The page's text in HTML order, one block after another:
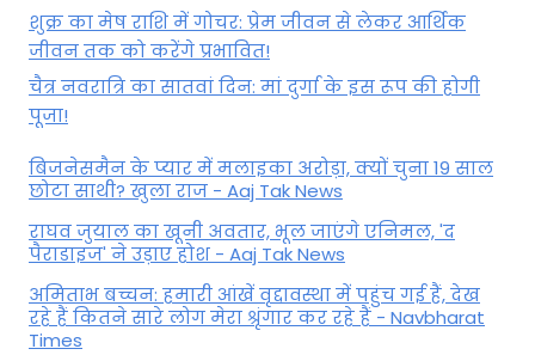
शुक्र का मेष राशि में गोचर: प्रेम जीवन से लेकर आर्थिक
जीवन तक को करेंगे प्रभावित!
चैत्र नवरात्रि का सातवां दिन: मां दुर्गा के इस रूप की होगी
पूजा!
बिजनेसमैन के प्यार में मलाइका अरोड़ा, क्यों चुना 19 साल
छोटा साथी? खुला राज - Aaj Tak News
राघव जुयाल का खूनी अवतार, भूल जाएंगे एनिमल, 'द
पैराडाइज' ने उड़ाए होश - Aaj Tak News
अमिताभ बच्चन: हमारी आंखें वृद्दावस्था में पहुंच गई हैं, देख
रहे हैं कितने सारे लोग मेरा श्रृंगार कर रहे हैं - Navbharat
Times